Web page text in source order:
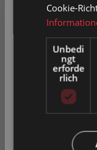
Productnummer:
Toevoegen aan
Privatkunden
Geschäftskunden
werden.
Bitte wählen Sie
Cookie-
Unbedi
ngt
erforde
rlich